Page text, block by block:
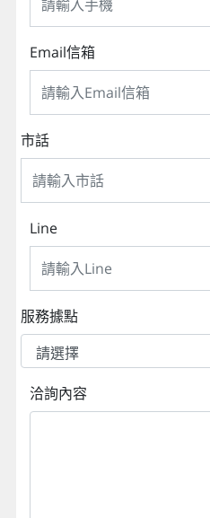
Email信箱
市話
Line
服務據點
洽詢內容